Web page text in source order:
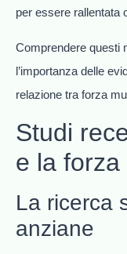
per essere rallentata
Comprendere questi
l’importanza delle
relazione tra forza
Studi
e la
La ricerca
anziane